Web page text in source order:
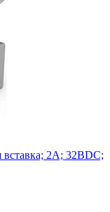
вставка; 2А; 32ВDC;